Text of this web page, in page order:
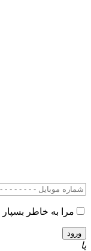
مرا به خاطر بسپار
یا